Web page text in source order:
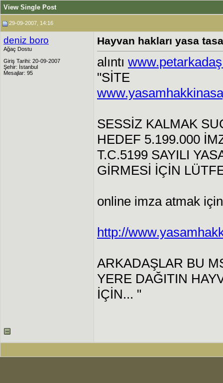
View Single Post
29-09-2007, 14:16
deniz boro
Ağaç Dostu
Giriş Tarihi: 20-09-2007
Şehir: İstanbul
Mesajlar: 95
Hayvan hakları yasa
alıntı
"SİTE
SESSİZ KALMAK
HEDEF 5.199.000
T.C.5199 SAYILI
GİRMESİ İÇİN
online imza atmak
http://
ARKADAŞLAR BU
YERE DAĞITIN
İÇİN... "